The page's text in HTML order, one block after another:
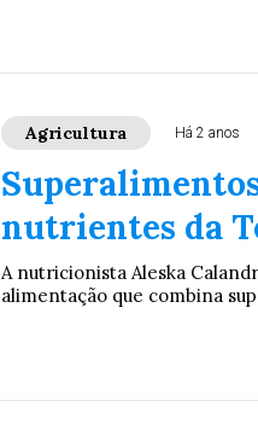
Agricultura Há 2 anos
nutrientes da
A nutricionista Aleska
alimentação que combina